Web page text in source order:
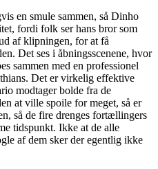
en smule sammen, så Dinho
fordi folk ser hans bror som
af klipningen, for at få
Det ses i åbningsscenene, hvor
sammen med en professionel
Det er virkelig effektive
modtager bolde fra de
at ville spoile for meget, så er
så de fire drenges fortællingers
tidspunkt. Ikke at de alle
af dem sker der egentlig ikke